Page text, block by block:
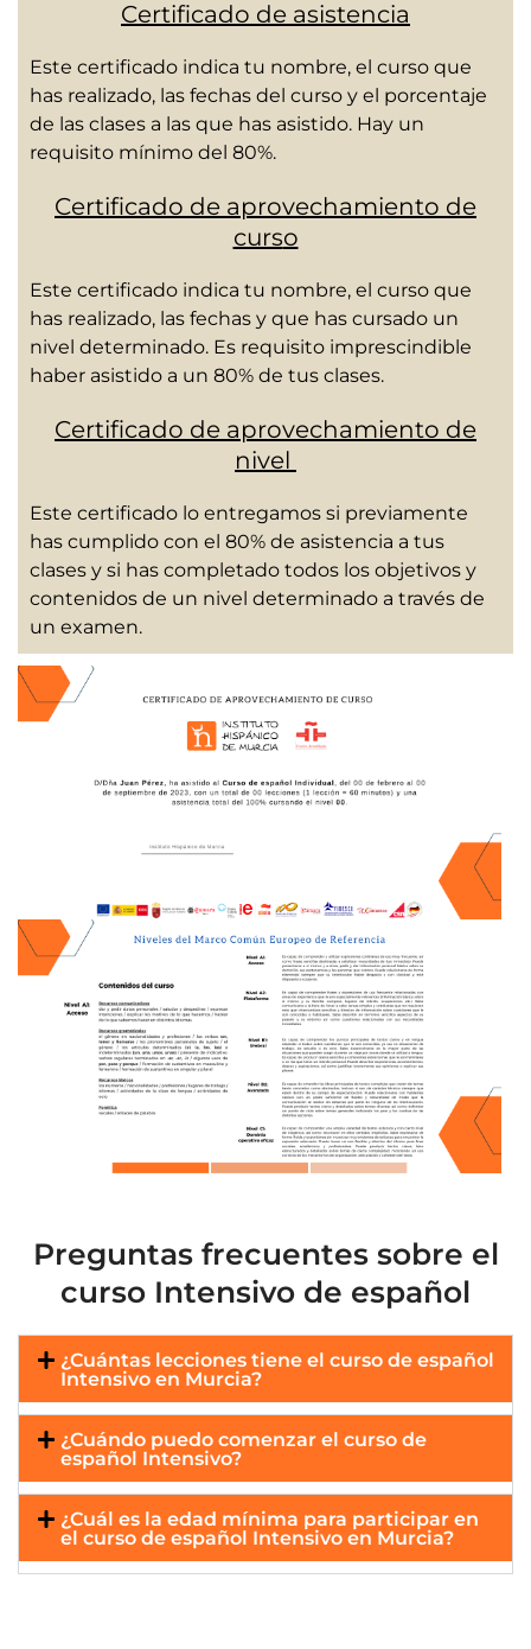
Certificado de asistencia
Este certificado indica tu nombre, el curso que
has realizado, las fechas del curso y el porcentaje
de las clases a las que has asistido. Hay un
requisito mínimo del 80%.
Certificado de aprovechamiento de
curso
Este certificado indica tu nombre, el curso que
has realizado, las fechas y que has cursado un
nivel determinado. Es requisito imprescindible
haber asistido a un 80% de tus clases.
Certificado de aprovechamiento de
nivel
Este certificado lo entregamos si previamente
has cumplido con el 80% de asistencia a tus
clases y si has completado todos los objetivos y
contenidos de un nivel determinado a través de
un examen.
Preguntas frecuentes sobre el
curso Intensivo de español
¿Cuántas lecciones tiene el curso de español
Intensivo en Murcia?
¿Cuándo puedo comenzar el curso de
español Intensivo?
¿Cuál es la edad mínima para participar en
el curso de español Intensivo en Murcia?